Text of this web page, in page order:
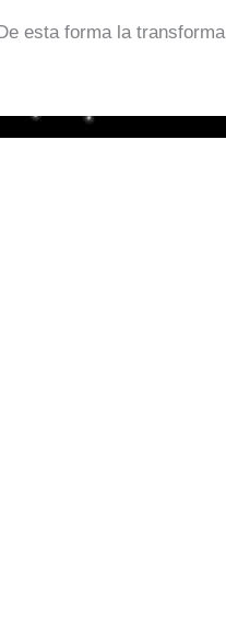
esta forma la transforma